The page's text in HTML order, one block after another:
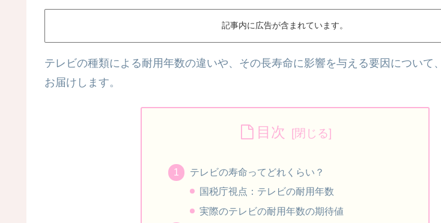
記事内に広告が含まれています。
テレビの種類による耐用年数の違いや、その長寿命に影響を与える要因について
お届けします。
目次
テレビの寿命ってどれくらい？
国税庁視点：テレビの耐用年数
実際のテレビの耐用年数の期待値